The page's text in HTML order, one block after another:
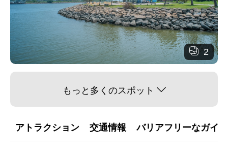
2
もっと多くのスポット
アトラクション 交通情報 バリアフリーなガイ